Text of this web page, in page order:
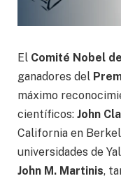
El Comité Nobel
ganadores del
máximo
científicos: John
California en
universidades de
John M. Martinis,